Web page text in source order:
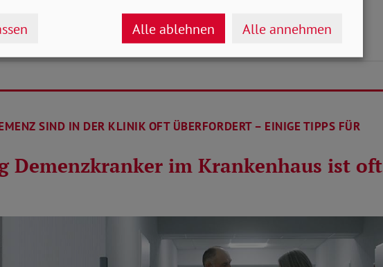
Alzheimer-Erkrankung?
SIND IN DER KLINIK OFT ÜBERFORDERT – EINIGE TIPPS FÜR
Demenzkranker im Krankenhaus ist oft
Alle ablehnen Alle annehmen